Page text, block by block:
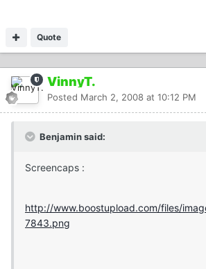
Quote
VinnyT.
Posted March 2, 2008 at 10:12 PM
Benjamin said:
Screencaps :
http://www.boostupload.com/files/
7843.png